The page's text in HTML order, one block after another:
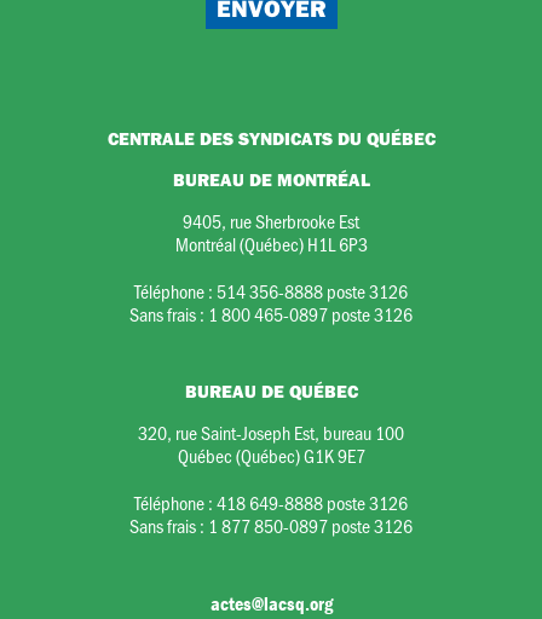
CENTRALE DES SYNDICATS DU QUÉBEC
BUREAU DE MONTRÉAL
9405, rue Sherbrooke Est
Montréal (Québec) H1L 6P3
Téléphone : 514 356-8888 poste 3126
Sans frais : 1 800 465-0897 poste 3126
BUREAU DE QUÉBEC
320, rue Saint-Joseph Est, bureau 100
Québec (Québec) G1K 9E7
Téléphone :418 649-8888 poste 3126
Sans frais : 1 877 850-0897 poste 3126
actes@lacsq.org